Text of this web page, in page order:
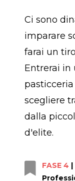
Ci sono
imparare
farai un
Entrerai in
scegliere
dalla
d'elite.
FASE 4